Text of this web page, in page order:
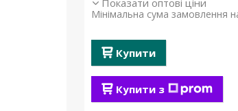
Показати оптові ціни
Мінімальна сума замовлення
Купити
Купити з